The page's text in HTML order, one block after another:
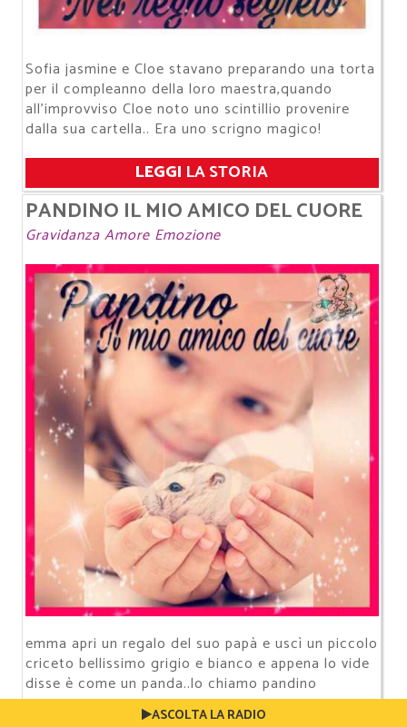
Sofia jasmine e Cloe stavano preparando una torta
per il compleanno della loro maestra,quando
all'improvviso Cloe noto uno scintillio provenire
dalla sua cartella.. Era uno scrigno magico!
LEGGI LA STORIA
PANDINO IL MIO AMICO DEL CUORE
Gravidanza Amore Emozione
emma apri un regalo del suo papà e uscì un piccolo
criceto bellissimo grigio e bianco e appena lo vide
disse è come un panda..lo chiamo pandino
ASCOLTA LA RADIO